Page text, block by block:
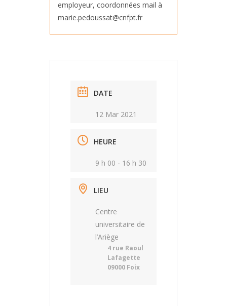
employeur, coordonnées mail à
marie.pedoussat@cnfpt.fr
DATE
12 Mar 2021
HEURE
9 h 00 - 16 h 30
LIEU
Centre
universitaire de
l’Ariège
4 rue Raoul
Lafagette
09000 Foix